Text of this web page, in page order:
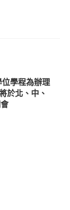
位學程為辦理
於北、中、